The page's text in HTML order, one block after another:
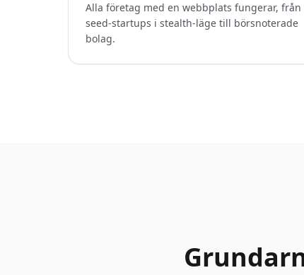
Alla företag med en webbplats fungerar, från
seed-startups i stealth-läge till börsnoterade
bolag.